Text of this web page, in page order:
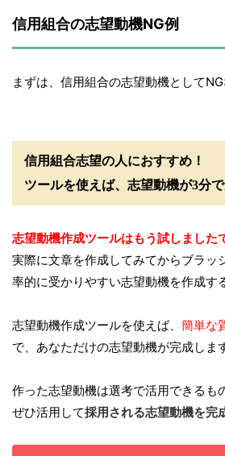
信用組合の志望動機NG例
まずは、信用組合の志望動機としてNG
信用組合志望の人におすすめ！
ツールを使えば、志望動機が3分
志望動機作成ツールはもう試しました
実際に文章を作成してみてからブラッ
率的に受かりやすい志望動機を作成す
志望動機作成ツールを使えば、 簡単な
で、あなただけの志望動機が完成しま
作った志望動機は選考で活用できるも
ぜひ活用して採用される志望動機を完